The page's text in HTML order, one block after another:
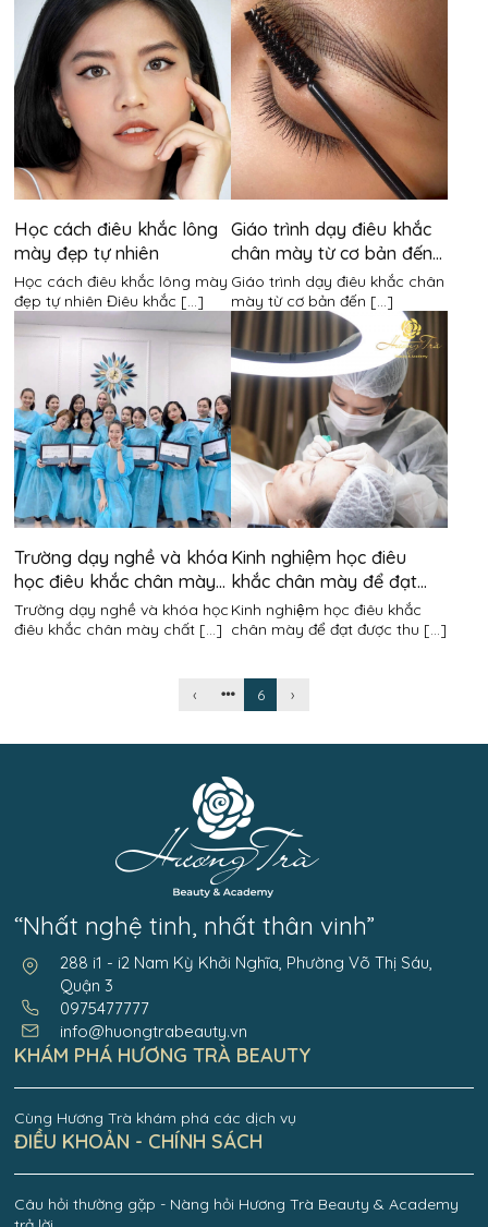
Học cách điêu khắc lông
mày đẹp tự nhiên
Học cách điêu khắc lông mày
đẹp tự nhiên Điêu khắc [...]
Giáo trình dạy điêu khắc
chân mày từ cơ bản đến
nâng cao
Giáo trình dạy điêu khắc chân
mày từ cơ bản đến [...]
Trường dạy nghề và khóa
học điêu khắc chân mày
chất lượng
Trường dạy nghề và khóa học
điêu khắc chân mày chất [...]
Kinh nghiệm học điêu
khắc chân mày để đạt
được thu nhập cao
Kinh nghiệm học điêu khắc
chân mày để đạt được thu [...]
‹ 6 ›
“Nhất nghệ tinh, nhất thân vinh”
288 i1 - i2 Nam Kỳ Khởi Nghĩa, Phường Võ Thị Sáu,
Quận 3
0975477777
info@huongtrabeauty.vn
KHÁM PHÁ HƯƠNG TRÀ BEAUTY
Cùng Hương Trà khám phá các dịch vụ
ĐIỀU KHOẢN - CHÍNH SÁCH
Câu hỏi thường gặp - Nàng hỏi Hương Trà Beauty & Academy